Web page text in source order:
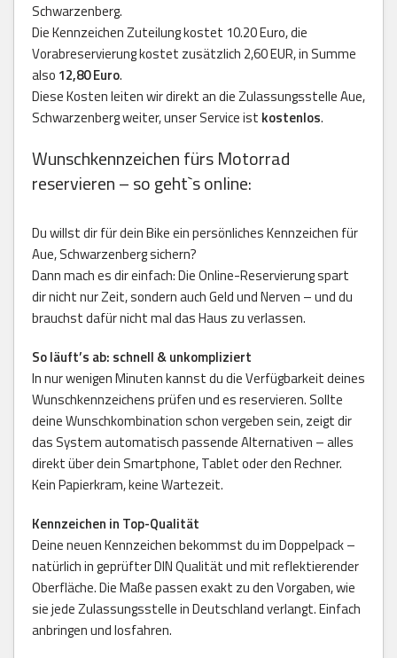
Schwarzenberg.
Die Kennzeichen Zuteilung kostet 10.20 Euro, die
Vorabreservierung kostet zusätzlich 2,60 EUR, in Summe
also 12,80 Euro.
Diese Kosten leiten wir direkt an die Zulassungsstelle Aue,
Schwarzenberg weiter, unser Service ist kostenlos.
Wunschkennzeichen fürs Motorrad
reservieren – so geht`s online:
Du willst dir für dein Bike ein persönliches Kennzeichen für
Aue, Schwarzenberg sichern?
Dann mach es dir einfach: Die Online-Reservierung spart
dir nicht nur Zeit, sondern auch Geld und Nerven – und du
brauchst dafür nicht mal das Haus zu verlassen.
So läuft’s ab: schnell & unkompliziert
In nur wenigen Minuten kannst du die Verfügbarkeit deines
Wunschkennzeichens prüfen und es reservieren. Sollte
deine Wunschkombination schon vergeben sein, zeigt dir
das System automatisch passende Alternativen – alles
direkt über dein Smartphone, Tablet oder den Rechner.
Kein Papierkram, keine Wartezeit.
Kennzeichen in Top-Qualität
Deine neuen Kennzeichen bekommst du im Doppelpack –
natürlich in geprüfter DIN Qualität und mit reflektierender
Oberfläche. Die Maße passen exakt zu den Vorgaben, wie
sie jede Zulassungsstelle in Deutschland verlangt. Einfach
anbringen und losfahren.